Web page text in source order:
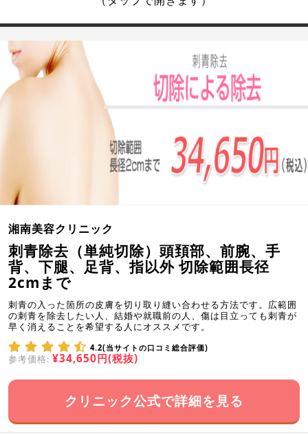
湘南美容クリニック
刺青除去（単純切除）頭頚部、前腕、手
背、下腿、足背、指以外 切除範囲長径
2cmまで
刺青の入った箇所の皮膚を切り取り縫い合わせる方法です。広範囲
の刺青を除去したい人、結婚や就職前の人、傷は目立っても刺青が
早く消えることを希望する人にオススメです。
4.2(当サイトの口コミ総合評価)
参考価格: ¥34,650円(税抜)
クリニック公式で詳細を見る